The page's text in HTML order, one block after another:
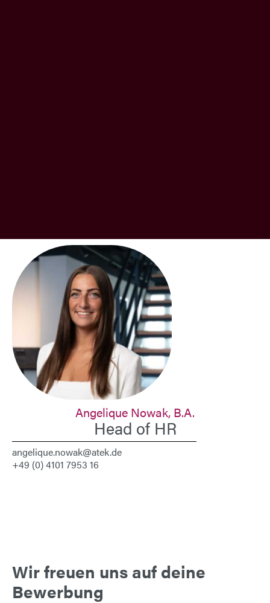
Angelique Nowak, B.A.
Head of HR
angelique.nowak@atek.de
+49 (0) 4101 7953 16
Wir freuen uns auf deine
Bewerbung